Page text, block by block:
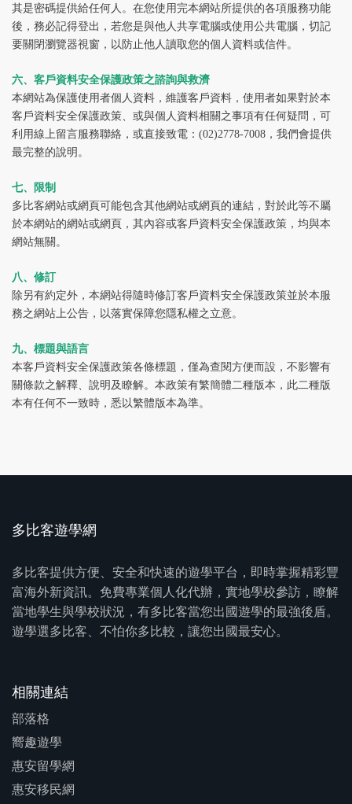
其是密碼提供給任何人。在您使用完本網站所提供的各項服務功能
後，務必記得登出，若您是與他人共享電腦或使用公共電腦，切記
要關閉瀏覽器視窗，以防止他人讀取您的個人資料或信件。
六、客戶資料安全保護政策之諮詢與救濟
本網站為保護使用者個人資料，維護客戶資料，使用者如果對於本
客戶資料安全保護政策、或與個人資料相關之事項有任何疑問，可
利用線上留言服務聯絡，或直接致電：(02)2778-7008，我們會提供
最完整的說明。
七、限制
多比客網站或網頁可能包含其他網站或網頁的連結，對於此等不屬
於本網站的網站或網頁，其內容或客戶資料安全保護政策，均與本
網站無關。
八、修訂
除另有約定外，本網站得隨時修訂客戶資料安全保護政策並於本服
務之網站上公告，以落實保障您隱私權之立意。
九、標題與語言
本客戶資料安全保護政策各條標題，僅為查閱方便而設，不影響有
關條款之解釋、說明及瞭解。本政策有繁簡體二種版本，此二種版
本有任何不一致時，悉以繁體版本為準。
多比客遊學網
多比客提供方便、安全和快速的遊學平台，即時掌握精彩豐
富海外新資訊。免費專業個人化代辦，實地學校參訪，瞭解
當地學生與學校狀況，有多比客當您出國遊學的最強後盾。
遊學選多比客、不怕你多比較，讓您出國最安心。
相關連結
部落格
嚮趣遊學
惠安留學網
惠安移民網